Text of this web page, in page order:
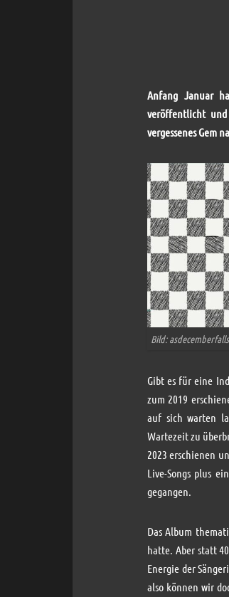
Anfang Januar
veröffentlicht
vergessenes Gem
Bild:
Gibt es für eine
zum 2019
auf sich warten
Wartezeit zu
2023 erschienen
Live-Songs plus
gegangen.
Das Album
hatte. Aber statt
Energie der
also können wir